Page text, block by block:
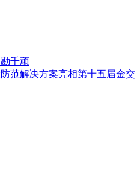
千顽
范解决方案亮相第十五届金交